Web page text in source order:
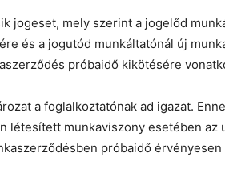
jogeset, mely szerint a jogelőd
és a jogutód munkáltatónál új
próbaidő kikötésére
a foglalkoztatónak ad igazat.
létesített munkaviszony esetében
próbaidő